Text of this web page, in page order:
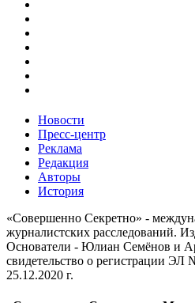
Новости
Пресс-центр
Реклама
Редакция
Авторы
История
«Совершенно Секретно» -
журналистских расследований.
Основатели - Юлиан Семёнов и
свидетельство о регистрации
25.12.2020 г.